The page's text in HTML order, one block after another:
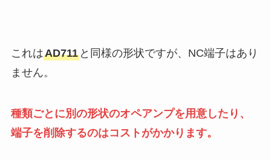
これはAD711と同様の形状ですが、NC端子はあり
ません。
種類ごとに別の形状のオペアンプを用意したり、
端子を削除するのはコストがかかります。